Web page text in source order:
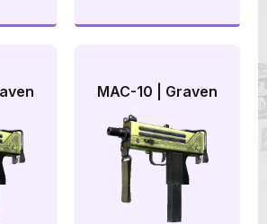
MAC-10 | Graven